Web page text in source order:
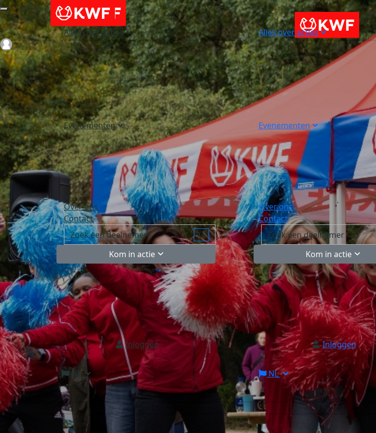
Alles over acties
Evenementen
Over ons
Contact
Kom in actie
Inloggen
NL
Alles over acties
Evenementen
Over ons
Contact
Kom in actie
Inloggen
NL
Login